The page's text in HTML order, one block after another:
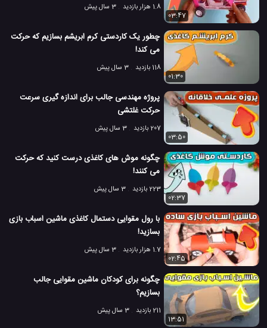
1.8 هزار بازدید
3 سال پیش
03:47
چطور یک کاردستی کرم ابریشم بسازیم که حرکت
می کند!
118 بازدید
3 سال پیش
01:30
پروژه مهندسی جالب برای اندازه گیری سرعت
حرکت غلتشی
207 بازدید
3 سال پیش
03:50
چگونه موش های کاغذی درست کنید که حرکت
می کنند!
223 بازدید
3 سال پیش
02:37
با رول مقوایی دستمال کاغذی ماشین اسباب بازی
بسازید!
1.7 هزار بازدید
3 سال پیش
02:45
چگونه برای کودکان ماشین مقوایی جالب
بسازیم؟
211 بازدید
3 سال پیش
13:51